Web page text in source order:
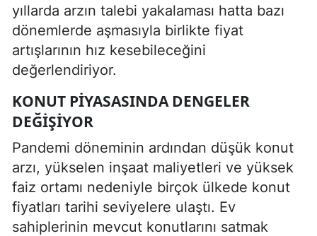
yıllarda arzın talebi yakalaması hatta bazı
dönemlerde aşmasıyla birlikte fiyat
artışlarının hız kesebileceğini
değerlendiriyor.
KONUT PIYASASINDA DENGELER
DEĞIŞIYOR
Pandemi döneminin ardından düşük konut
arzı, yükselen inşaat maliyetleri ve yüksek
faiz ortamı nedeniyle birçok ülkede konut
fiyatları tarihi seviyelere ulaştı. Ev
sahiplerinin mevcut konutlarını satmak